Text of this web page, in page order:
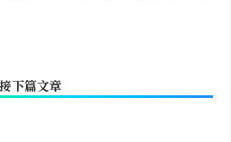
接下篇文章